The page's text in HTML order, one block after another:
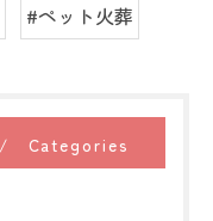
#ペット火葬
Categories